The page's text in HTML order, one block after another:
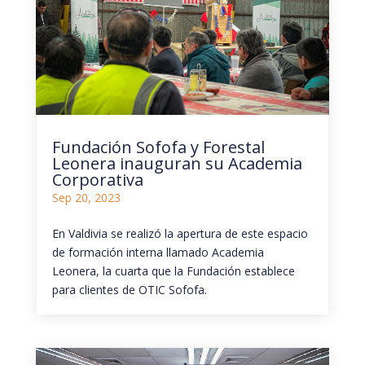
Fundación Sofofa y Forestal
Leonera inauguran su Academia
Corporativa
Sep 20, 2023
En Valdivia se realizó la apertura de este espacio
de formación interna llamado Academia
Leonera, la cuarta que la Fundación establece
para clientes de OTIC Sofofa.